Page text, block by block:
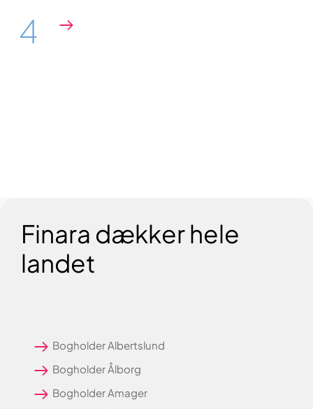
4
Finara dækker hele
landet
Bogholder Albertslund
Bogholder Ålborg
Bogholder Amager